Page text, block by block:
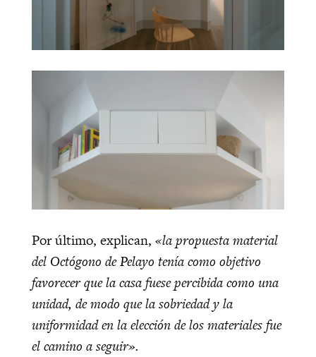
Por último, explican, «la propuesta material
del Octógono de Pelayo tenía como objetivo
favorecer que la casa fuese percibida como una
unidad, de modo que la sobriedad y la
uniformidad en la elección de los materiales fue
el camino a seguir».